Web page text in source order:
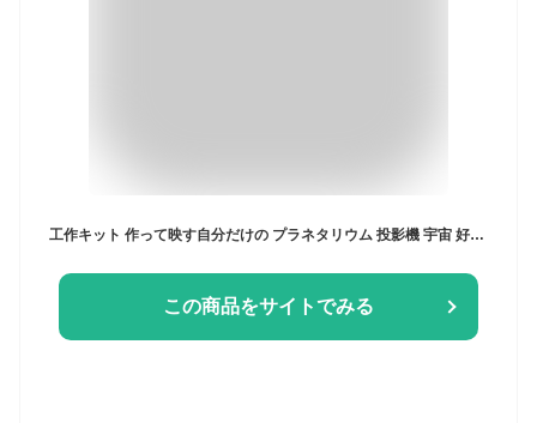
工作キット 作って映す自分だけの プラネタリウム 投影機 宇宙 好き 星空 星 星座 プロジェクター 工作 電気工作 知育 理科 科学 天体 学習 子供 自由研究 星空観察 小学生 男の子 女の子 木製 科学工作 入学祝い 誕生日 プレゼント 家庭用 天井 学習 春休み 連休 SDGS
この商品をサイトでみる